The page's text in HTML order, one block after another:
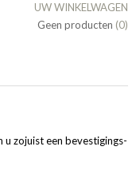
UW WINKELWAGEN
Geen producten (0)
zojuist een bevestigings-